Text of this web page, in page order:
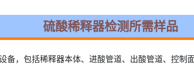
硫酸稀释器检测所需样品
备，包括稀释器本体、进酸管道、出酸管道、控